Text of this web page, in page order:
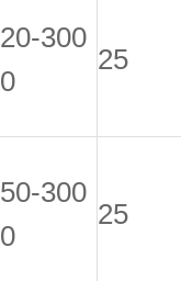
20-300
0
25
50-300
0
25